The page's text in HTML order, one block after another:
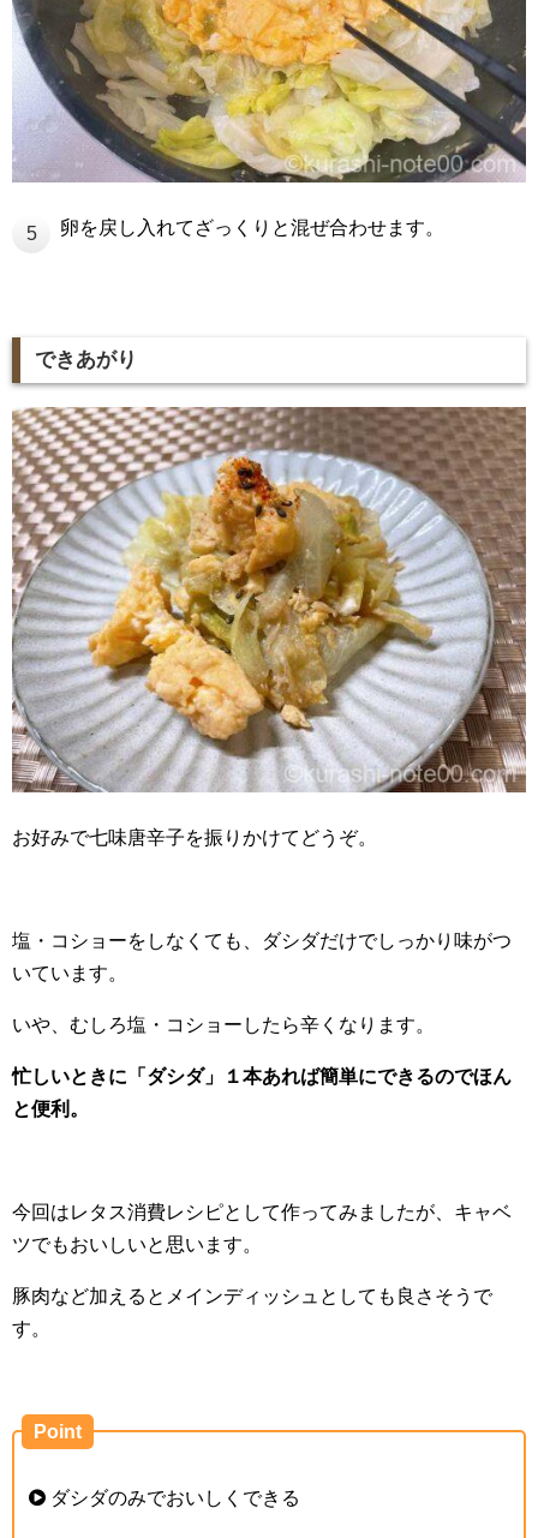
5 卵を戻し入れてざっくりと混ぜ合わせます。
できあがり
お好みで七味唐辛子を振りかけてどうぞ。
塩・コショーをしなくても、ダシダだけでしっかり味がつ
いています。
いや、むしろ塩・コショーしたら辛くなります。
忙しいときに「ダシダ」１本あれば簡単にできるのでほん
と便利。
今回はレタス消費レシピとして作ってみましたが、キャベ
ツでもおいしいと思います。
豚肉など加えるとメインディッシュとしても良さそうで
す。
Point
ダシダのみでおいしくできる